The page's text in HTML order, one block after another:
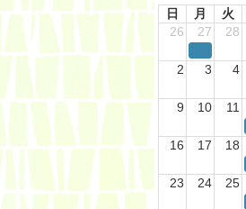
日 月 火
26
27 28
2 3 4
9 10 11
16 17 18
23 24 25